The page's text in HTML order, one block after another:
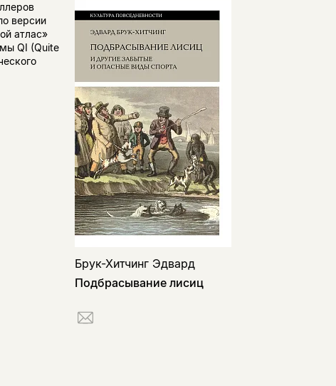
версии
атлас»
QI (Quite
Брук-Хитчинг Эдвард
Подбрасывание лисиц